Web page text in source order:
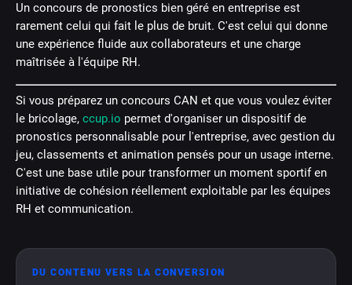
Un concours de pronostics bien géré en entreprise est
rarement celui qui fait le plus de bruit. C'est celui qui donne
une expérience fluide aux collaborateurs et une charge
maîtrisée à l'équipe RH.
Si vous préparez un concours CAN et que vous voulez éviter
le bricolage, ccup.io permet d'organiser un dispositif de
pronostics personnalisable pour l'entreprise, avec gestion du
jeu, classements et animation pensés pour un usage interne.
C'est une base utile pour transformer un moment sportif en
initiative de cohésion réellement exploitable par les équipes
RH et communication.
DU CONTENU VERS LA CONVERSION